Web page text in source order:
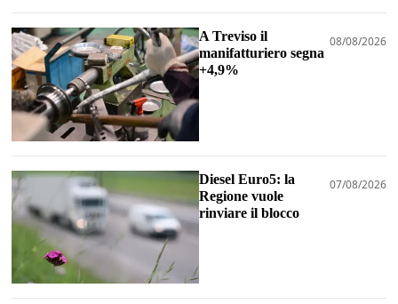
A Treviso il
manifatturiero segna
+4,9%
08/08/2026
Diesel Euro5: la
Regione vuole
rinviare il blocco
07/08/2026